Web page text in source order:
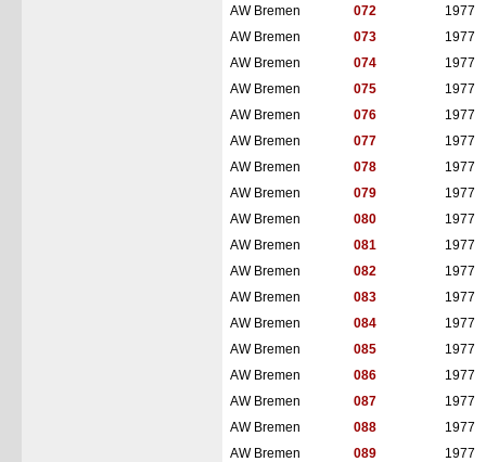
AW Bremen
072
1977
AW Bremen
073
1977
AW Bremen
074
1977
AW Bremen
075
1977
AW Bremen
076
1977
AW Bremen
077
1977
AW Bremen
078
1977
AW Bremen
079
1977
AW Bremen
080
1977
AW Bremen
081
1977
AW Bremen
082
1977
AW Bremen
083
1977
AW Bremen
084
1977
AW Bremen
085
1977
AW Bremen
086
1977
AW Bremen
087
1977
AW Bremen
088
1977
AW Bremen
089
1977